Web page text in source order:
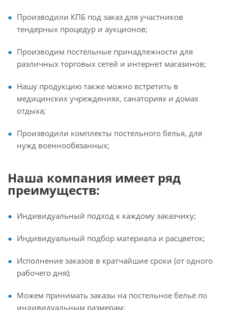
Производили КПБ под заказ для участников
тендерных процедур и аукционов;
Производим постельные принадлежности для
различных торговых сетей и интернет магазинов;
Нашу продукцию также можно встретить в
медицинских учреждениях, санаториях и домах
отдыха;
Производили комплекты постельного белья, для
нужд военнообязанных;
Наша компания имеет ряд
преимуществ:
Индивидуальный подход к каждому заказчику;
Индивидуальный подбор материала и расцветок;
Исполнение заказов в кратчайшие сроки (от одного
рабочего дня);
Можем принимать заказы на постельное бельё по
индивидуальным размерам;